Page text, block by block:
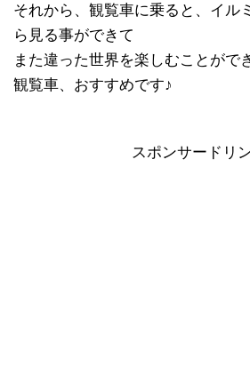
それから、観覧車に乗ると、イル
ら見る事ができて
また違った世界を楽しむことがで
観覧車、おすすめです♪
スポンサードリ